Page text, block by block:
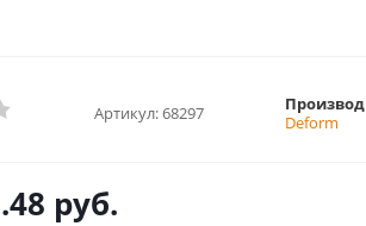
Артикул:68297
Deform
руб.